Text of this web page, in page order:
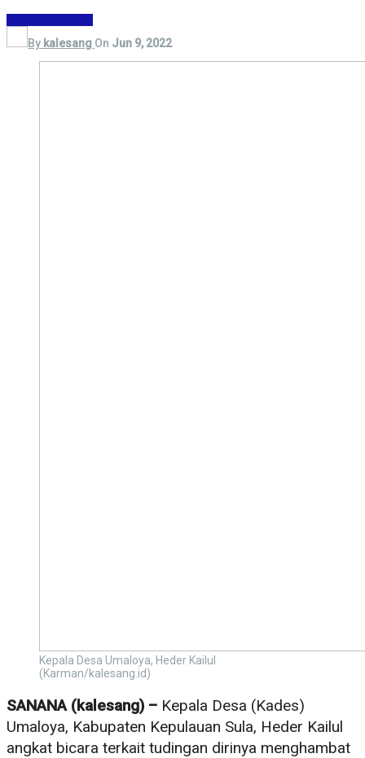
By kalesang On Jun 9, 2022
Kepala Desa Umaloya, Heder Kailul
(Karman/kalesang.id)
SANANA (kalesang) – Kepala Desa (Kades)
Umaloya, Kabupaten Kepulauan Sula, Heder Kailul
angkat bicara terkait tudingan dirinya menghambat